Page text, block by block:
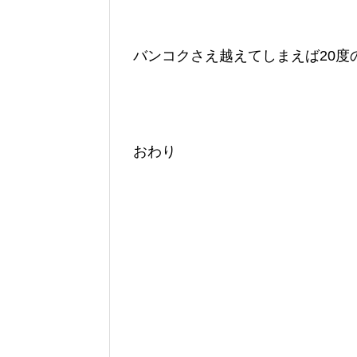
バンコクさえ越えてしまえば20度
おわり